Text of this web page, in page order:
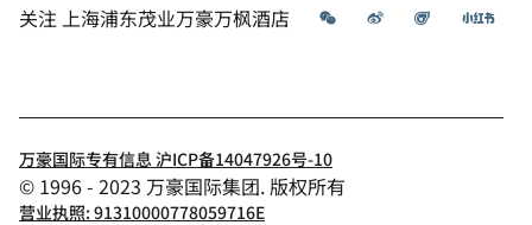
关注 上海浦东茂业万豪万枫酒店 微信 微博 飞猪 小
万豪国际专有信息 沪ICP备14047926号-10
© 1996 - 2023 万豪国际集团. 版权所有
营业执照: 91310000778059716E